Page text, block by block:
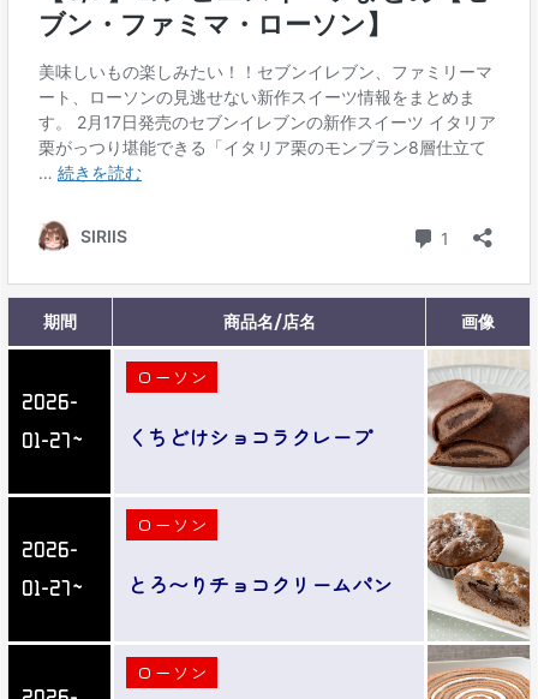
期間 商品名/店名 画像
2026-
01-27～
くちどけショコラクレープ
ローソン
2026-
01-27～
とろ〜りチョコクリームパン
ローソン
ローソン